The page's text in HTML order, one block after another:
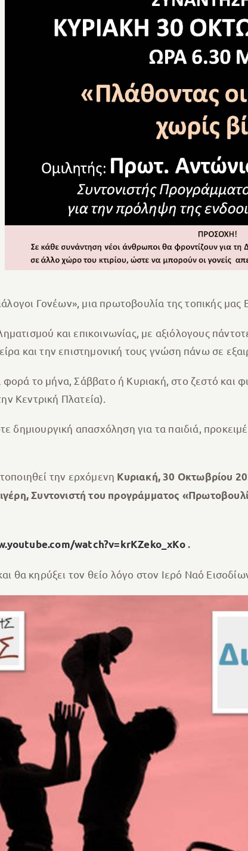
Γονέων», μια πρωτοβουλία της τοπικής μας
και επικοινωνίας, με αξιόλογους
και την επιστημονική τους γνώση πάνω σε
το μήνα, Σάββατο ή Κυριακή, στο ζεστό και
Κεντρική Πλατεία).
δημιουργική απασχόληση για τα παιδιά,
την ερχόμενη Κυριακή, 30 Οκτωβρίου
Συντονιστή του προγράμματος
watch?v=krKZeko_xKo.
θα κηρύξει τον θείο λόγο στον Ιερό Ναό